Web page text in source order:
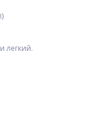
легкий.